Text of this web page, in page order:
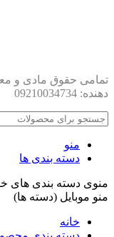
تمامی حقوق مادی و
دهنده: 09210034734
منو
دسته بندی ها
منوی دسته بندی های
منو موبایل (دسته ها)
خانه